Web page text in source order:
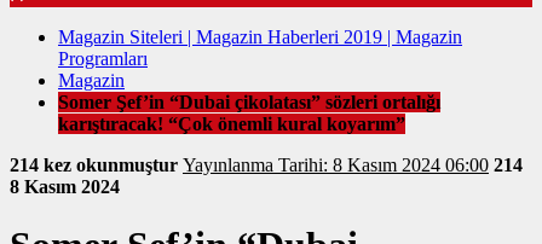
Magazin Siteleri | Magazin Haberleri 2019 | Magazin
Programları
Magazin
Somer Şef’in “Dubai çikolatası” sözleri ortalığı
karıştıracak! “Çok önemli kural koyarım”
214 kez okunmuştur
Yayınlanma Tarihi: 8 Kasım 2024 06:00 214
8 Kasım 2024